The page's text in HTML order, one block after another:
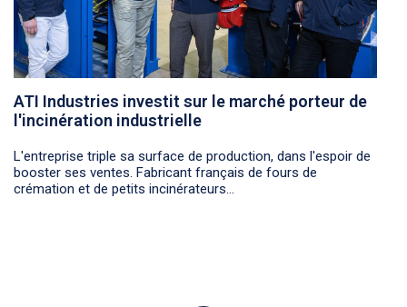
ATI Industries investit sur le marché porteur de
l'incinération industrielle
L'entreprise triple sa surface de production, dans l'espoir de
booster ses ventes. Fabricant français de fours de
crémation et de petits incinérateurs...